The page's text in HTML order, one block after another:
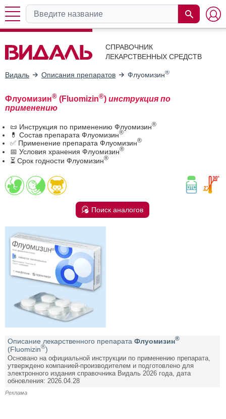
СПРАВОЧНИК
ЛЕКАРСТВЕННЫХ СРЕДСТВ
Видаль Описания препаратов Флуомизин®
Флуомизин® (Fluomizin®) инструкция по
применению
📜 Инструкция по применению Флуомизин®
💊 Состав препарата Флуомизин®
✅ Применение препарата Флуомизин®
📅 Условия хранения Флуомизин®
⏳ Срок годности Флуомизин®
Поиск аналогов
Описание лекарственного препарата Флуомизин®
(Fluomizin®)
Основано на официальной инструкции по применению препарата,
утверждено компанией-производителем и подготовлено для
электронного издания справочника Видаль 2026 года, дата
обновления: 2026.04.28
Реклама